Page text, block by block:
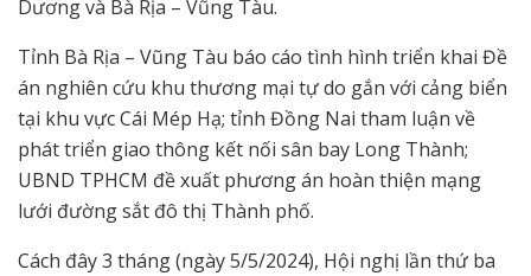
Dương và Bà Rịa – Vũng Tàu.
Tỉnh Bà Rịa – Vũng Tàu báo cáo tình hình triển khai Đề
án nghiên cứu khu thương mại tự do gắn với cảng biển
tại khu vực Cái Mép Hạ; tỉnh Đồng Nai tham luận về
phát triển giao thông kết nối sân bay Long Thành;
UBND TPHCM đề xuất phương án hoàn thiện mạng
lưới đường sắt đô thị Thành phố.
Cách đây 3 tháng (ngày 5/5/2024), Hội nghị lần thứ ba